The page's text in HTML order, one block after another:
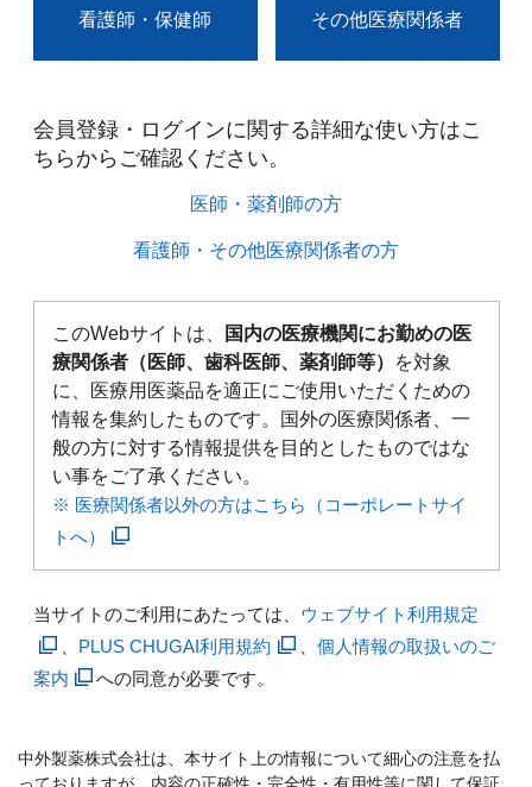
看護師・保健師 その他医療関係者
会員登録・ログインに関する詳細な使い方はこ
ちらからご確認ください。​
医師・薬剤師の方​
看護師・その他医療関係者の方​
このWebサイトは、
国内の医療機関にお勤めの医
療関係者（医師、歯科医師、薬剤師等）
を対象
に、医療用医薬品を適正にご使用いただくための
情報を集約したものです。国外の医療関係者、一
般の方に対する情報提供を目的としたものではな
い事をご了承ください。
※ 医療関係者以外の方はこちら（コーポレートサイ
トへ）
当サイトのご利用にあたっては、 ウェブサイト利用規定
PLUS CHUGAI利用規約
個人情報の取扱いのご
案内
への同意が必要です。
中外製薬株式会社は、本サイト上の情報について細心の注意を払
っておりますが、内容の正確性・完全性・有用性等に関して保証